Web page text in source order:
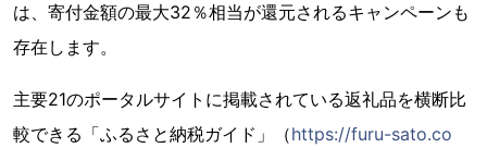
は、寄付金額の最大32％相当が還元されるキャンペーンも
存在します。
主要21のポータルサイトに掲載されている返礼品を横断比
較できる「ふるさと納税ガイド」（https://furu-sato.co